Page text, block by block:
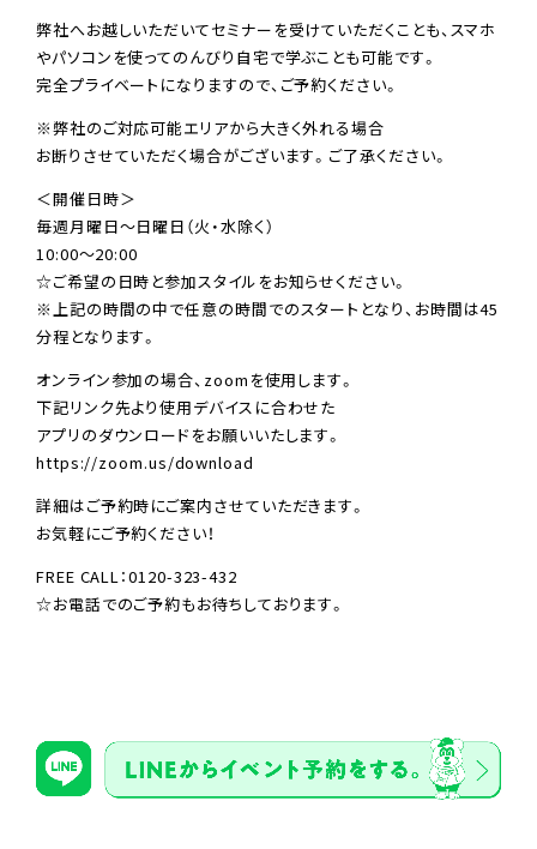
弊社へお越しいただいてセミナーを受けていただくことも、スマホ
やパソコンを使ってのんびり自宅で学ぶことも可能です。
完全プライベートになりますので、ご予約ください。
※弊社のご対応可能エリアから大きく外れる場合
お断りさせていただく場合がございます。ご了承ください。
＜開催日時＞
毎週月曜日〜日曜日（火・水除く）
10:00〜20:00
☆ご希望の日時と参加スタイルをお知らせください。
※上記の時間の中で任意の時間でのスタートとなり、お時間は45
分程となります。
オンライン参加の場合、zoomを使用します。
下記リンク先より使用デバイスに合わせた
アプリのダウンロードをお願いいたします。
https://zoom.us/download
詳細はご予約時にご案内させていただきます。
お気軽にご予約ください！
FREE CALL：0120-323-432
☆お電話でのご予約もお待ちしております。